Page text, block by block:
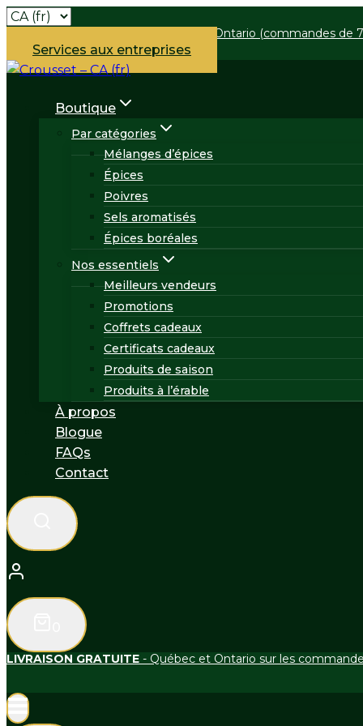
Skip
content
- Québec et Ontario (commandes de
Services aux entreprises
Boutique
Par catégories
Mélanges d’épices
Épices
Poivres
Sels aromatisés
Épices boréales
Nos essentiels
Meilleurs vendeurs
Promotions
Coffrets cadeaux
Certificats cadeaux
Produits de saison
Produits à l’érable
À propos
Blogue
FAQs
Contact
LIVRAISON GRATUITE - Québec et Ontario sur les